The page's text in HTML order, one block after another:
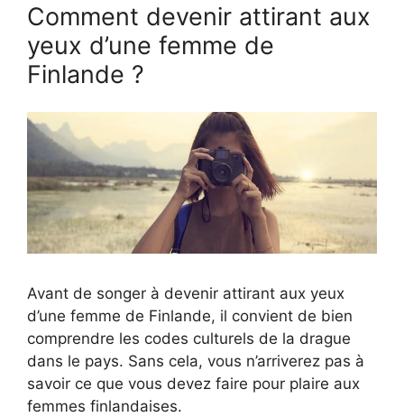
Comment devenir attirant aux
yeux d’une femme de
Finlande ?
Avant de songer à devenir attirant aux yeux
d’une femme de Finlande, il convient de bien
comprendre les codes culturels de la drague
dans le pays. Sans cela, vous n’arriverez pas à
savoir ce que vous devez faire pour plaire aux
femmes finlandaises.